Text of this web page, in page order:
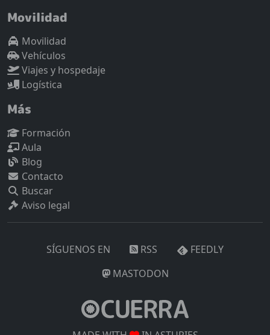
Movilidad
Movilidad
Vehículos
Viajes y hospedaje
Logística
Más
Formación
Aula
Blog
Contacto
Buscar
Aviso legal
SÍGUENOS EN RSS
FEEDLY
MASTODON